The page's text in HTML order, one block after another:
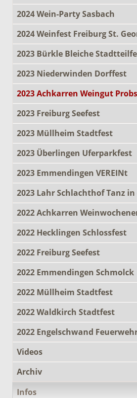
2024 Wein-Party Sasbach
2024 Weinfest Freiburg St.
2023 Bürkle Bleiche
2023 Niederwinden Dorffest
2023 Achkarren Weingut
2023 Freiburg Seefest
2023 Müllheim Stadtfest
2023 Überlingen Uferparkfest
2023 Emmendingen VEREINt
2023 Lahr Schlachthof Tanz
2022 Achkarren
2022 Hecklingen Schlossfest
2022 Freiburg Seefest
2022 Emmendingen Schmolck
2022 Müllheim Stadtfest
2022 Waldkirch Stadtfest
2022 Engelschwand
Videos
Archiv
Infos